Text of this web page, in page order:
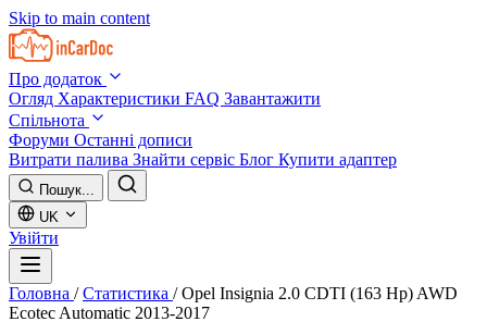
Skip to main content
Про додаток
Огляд Характеристики FAQ Завантажити
Спільнота
Форуми Останні дописи
Витрати палива Знайти сервіс Блог Купити адаптер
Пошук...
UK
Увійти
Головна / Статистика / Opel Insignia 2.0 CDTI (163 Hp) AWD
Ecotec Automatic 2013-2017